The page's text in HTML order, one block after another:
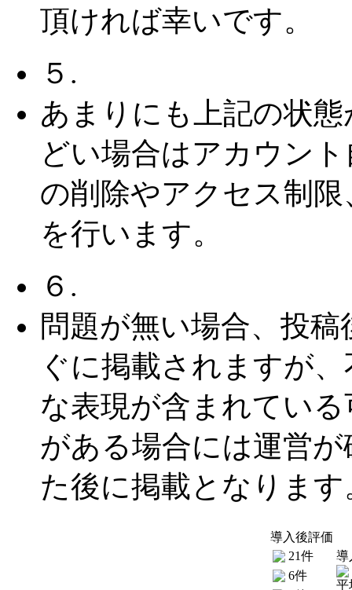
頂ければ幸いです。
５.
あまりにも上記の状態
どい場合はアカウント
の削除やアクセス制限
を行います。
６.
問題が無い場合、投稿
ぐに掲載されますが
な表現が含まれている
がある場合には運営が
た後に掲載となります
導入後評価
21件
6件
導
平